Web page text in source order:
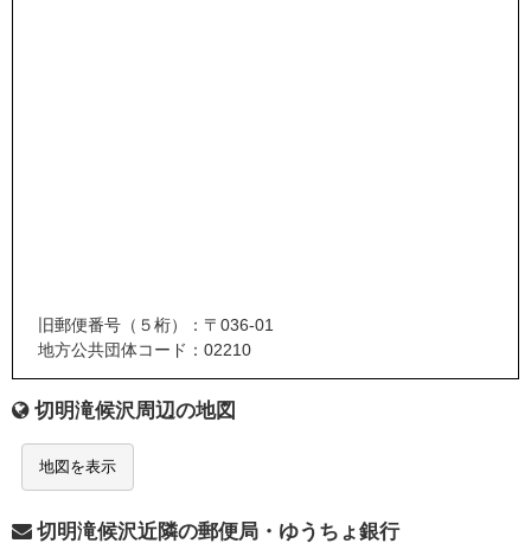
旧郵便番号（５桁）：〒036-01
地方公共団体コード：02210
切明滝候沢周辺の地図
地図を表示
切明滝候沢近隣の郵便局・ゆうちょ銀行